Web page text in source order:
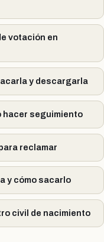
votación en
y descargarla
hacer seguimiento
reclamar
y cómo sacarlo
civil de nacimiento